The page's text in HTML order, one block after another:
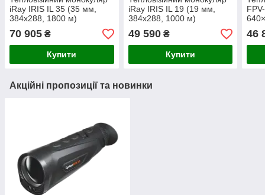
iRay IRIS IL 35 (35 мм,
384x288, 1800 м)
70 905 ₴
Купити
iRay IRIS IL 19 (19 мм,
384x288, 1000 м)
49 590₴
Купити
46
Акційні пропозиції та новинки